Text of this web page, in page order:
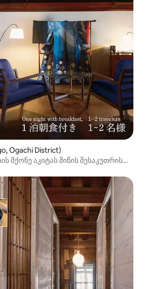
Ogachi District)
მქონე აკიტას მიწის მესაკუთრის
საუზმით]